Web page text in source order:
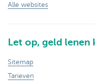
Alle websites
Let op, geld lenen
Sitemap
Tarieven